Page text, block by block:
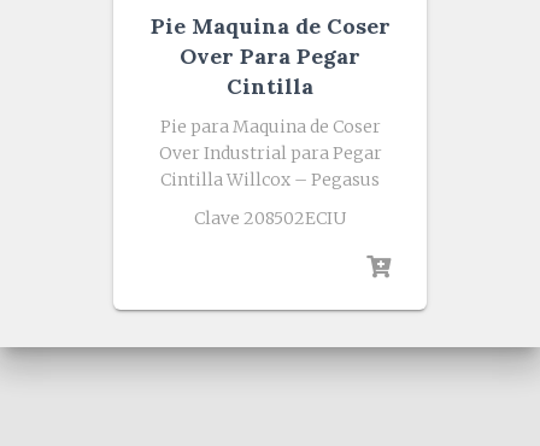
Pie Maquina de Coser
Over Para Pegar
Cintilla
Pie para Maquina de Coser
Over Industrial para Pegar
Cintilla Willcox – Pegasus
Clave 208502ECIU